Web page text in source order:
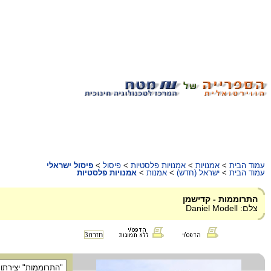
עמוד הבית > אמנויות > אמנויות פלסטיות > פיסול > פיסול ישראלי
עמוד הבית > ישראל (חדש) > אמנות > אמנויות פלסטיות
התרוממות - קדישמן
צלם: Daniel Modell
חזרה3
"התרוממות"